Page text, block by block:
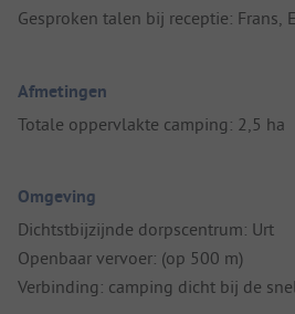
Gesproken talen bij receptie: Frans,
Afmetingen
Totale oppervlakte camping: 2,5 ha
Omgeving
Dichtstbijzijnde dorpscentrum: Urt
Openbaar vervoer: (op 500 m)
Verbinding: camping dicht bij de